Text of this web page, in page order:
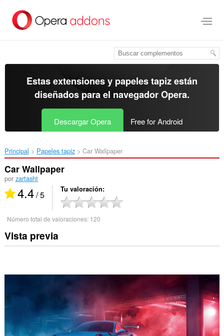
contenido
Estas extensiones y papeles tapiz están
diseñados para el navegador Opera.
Descargar Opera Free for Android
Principal Papeles tapiz Car Wallpaper‎
Car Wallpaper
por zartasht
4.4/ 5 Tu valoración
Número total de valoraciones: 120
Vista previa